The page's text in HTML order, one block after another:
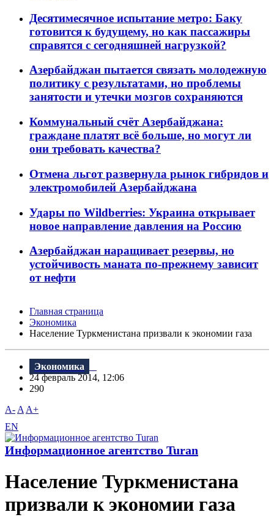
Десятимесячное испытание метро: Баку
готовится к будущему, но как пассажиры
справятся с сегодняшней нагрузкой?
Азербайджан пытается связать молодежную
политику с результатами, но проблемы
занятости и утечки мозгов сохраняются
Коммунальный счёт Азербайджана:
граждане платят всё больше, но могут ли
они требовать качества?
Отмена льгот развернула рынок гибридов и
электромобилей Азербайджана
Удары по Wildberries: Украина открывает
новое направление давления на Россию
Азербайджан наращивает резервы, но
устойчивость маната по-прежнему зависит
от нефти
Главная страница
Экономика
Население Туркменистана призвали к экономии газа
Экономика
24 февраль 2014, 12:06
290
A- A A+
EN
Информационное агентство Turan
Население Туркменистана
призвали к экономии газа